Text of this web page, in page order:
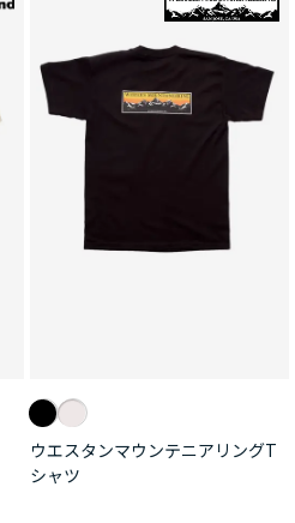
ウエスタンマウンテニアリングT
シャツ